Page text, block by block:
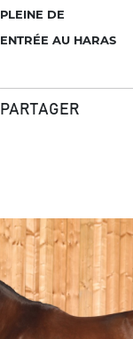
PLEINE DE
ENTRÉE AU HARAS
PARTAGER